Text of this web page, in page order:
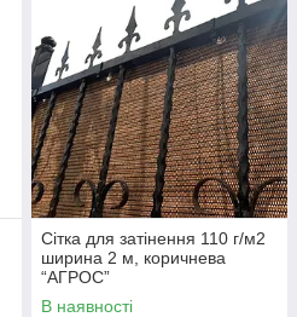
Сітка для затінення 110 г/м2
ширина 2 м, коричнева
“AГРОС”
В наявності